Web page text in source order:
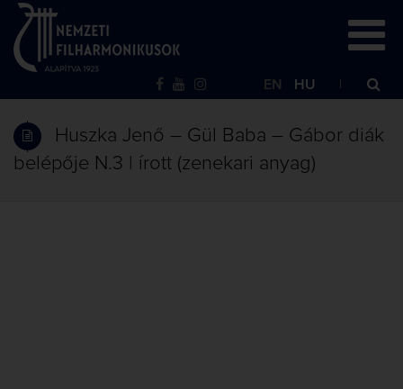
EN HU
Huszka Jenő – Gül Baba – Gábor diák
belépője N.3 | írott (zenekari anyag)